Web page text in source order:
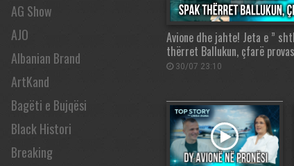
AG Show
AJO
Albanian Brand
ArtKand
Bagëti e Bujqësi
Black Histori
Breaking
Avione dhe jahte! Jeta e ”
thërret Ballukun, çfarë
30/07 23:10